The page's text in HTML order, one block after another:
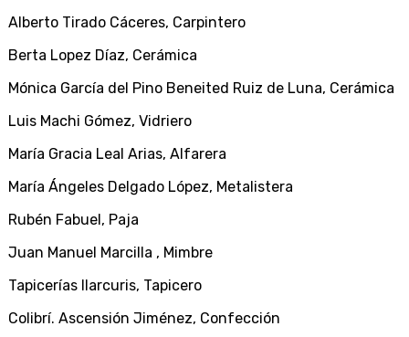
Alberto Tirado Cáceres, Carpintero
Berta Lopez Díaz, Cerámica
Mónica García del Pino Beneited Ruiz de Luna, Cerámica
Luis Machi Gómez, Vidriero
María Gracia Leal Arias, Alfarera
María Ángeles Delgado López, Metalistera
Rubén Fabuel, Paja
Juan Manuel Marcilla , Mimbre
Tapicerías Ilarcuris, Tapicero
Colibrí. Ascensión Jiménez, Confección